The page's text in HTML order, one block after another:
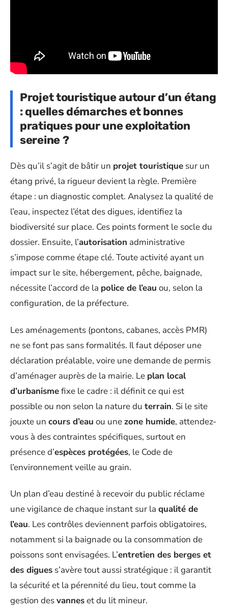
Projet touristique autour d’un étang
: quelles démarches et bonnes
pratiques pour une exploitation
sereine ?
Dès qu’il s’agit de bâtir un projet touristique sur un
étang privé, la rigueur devient la règle. Première
étape : un diagnostic complet. Analysez la qualité de
l’eau, inspectez l’état des digues, identifiez la
biodiversité sur place. Ces points forment le socle du
dossier. Ensuite, l’autorisation administrative
s’impose comme étape clé. Toute activité ayant un
impact sur le site, hébergement, pêche, baignade,
nécessite l’accord de la police de l’eau ou, selon la
configuration, de la préfecture.
Les aménagements (pontons, cabanes, accès PMR)
ne se font pas sans formalités. Il faut déposer une
déclaration préalable, voire une demande de permis
d’aménager auprès de la mairie. Le plan local
d’urbanismefixe le cadre : il définit ce qui est
possible ou non selon la nature du terrain. Si le site
jouxte un cours d’eau ou unezone humide, attendez-
vous à des contraintes spécifiques, surtout en
présence d’espèces protégées, le Code de
l’environnement veille au grain.
Un plan d’eau destiné à recevoir du public réclame
une vigilance de chaque instant sur la qualité de
l’eau. Les contrôles deviennent parfois obligatoires,
notamment si la baignade ou la consommation de
poissons sont envisagées. L’entretien des berges et
des digues s’avère tout aussi stratégique : il garantit
la sécurité et la pérennité du lieu, tout comme la
gestion desvanneset du lit mineur.